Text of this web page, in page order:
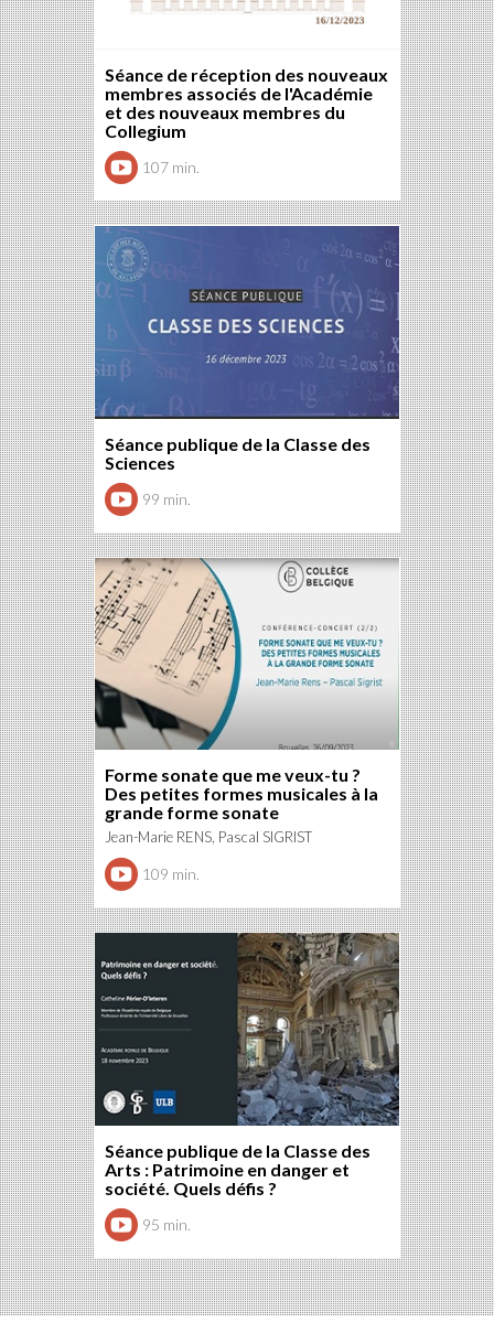
Séance de réception des nouveaux
membres associés de l'Académie
et des nouveaux membres du
Collegium
107 min.
Séance publique de la Classe des
Sciences
99 min.
Forme sonate que me veux-tu ?
Des petites formes musicales à la
grande forme sonate
Jean-Marie RENS, Pascal SIGRIST
109 min.
Séance publique de la Classe des
Arts : Patrimoine en danger et
société. Quels défis ?
95 min.